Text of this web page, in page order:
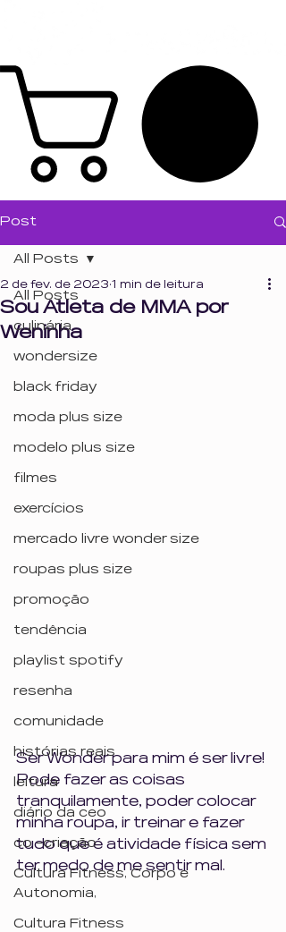
Post
All Posts
culinária
wondersize
black friday
moda plus size
modelo plus size
filmes
exercícios
mercado livre wonder size
roupas plus size
promoção
tendência
playlist spotify
resenha
comunidade
histórias reais
leitura
diário da ceo
co -criação
Cultura Fitness, Corpo e
Autonomia,
Cultura Fitness
All Posts
Sou Atleta de MMA por
Weninha
2 de fev. de 2023 1 min de leitura
Ser Wonder para mim é ser livre!
Pode fazer as coisas
tranquilamente, poder colocar
minha roupa, ir treinar e fazer
tudo que é atividade física sem
ter medo de me sentir mal.